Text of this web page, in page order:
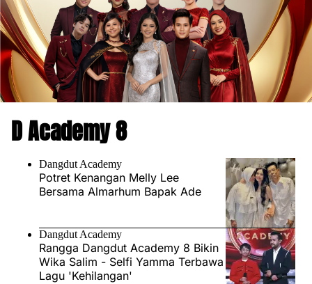
D Academy 8
Dangdut Academy
Potret Kenangan Melly Lee
Bersama Almarhum Bapak Ade
Dangdut Academy
Rangga Dangdut Academy 8 Bikin
Wika Salim - Selfi Yamma Terbawa
Lagu 'Kehilangan'